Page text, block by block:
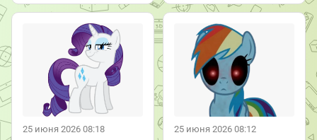
25 июня 2026 08:18 25 июня 2026 08:12